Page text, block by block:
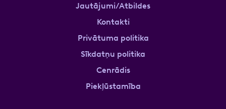
Jautājumi/Atbildes
Kontakti
Privātuma politika
Sīkdatņu politika
Cenrādis
Piekļūstamība